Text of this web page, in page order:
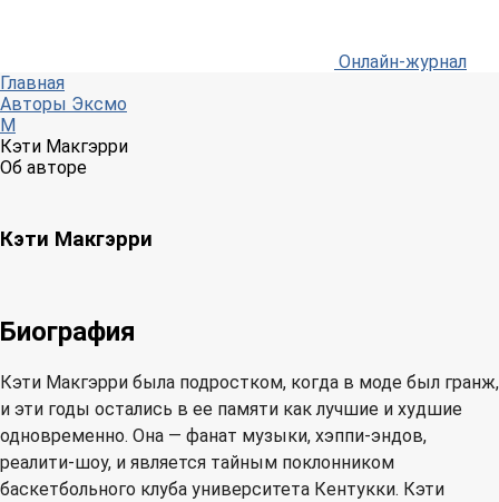
Онлайн-журнал
Главная
Авторы Эксмо
М
Кэти Макгэрри
Об авторе
Кэти Макгэрри
Биография
Кэти Макгэрри была подростком, когда в моде был гранж,
и эти годы остались в ее памяти как лучшие и худшие
одновременно. Она — фанат музыки, хэппи-эндов,
реалити-шоу, и является тайным поклонником
баскетбольного клуба университета Кентукки. Кэти